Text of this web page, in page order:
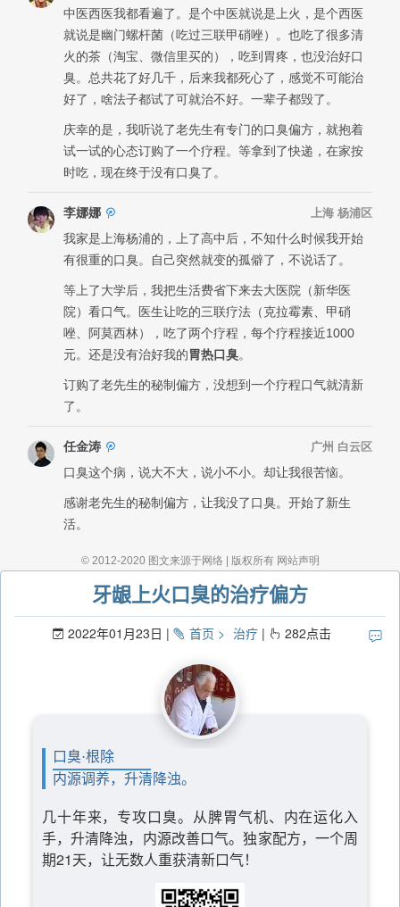
牙龈上火口臭的治疗偏方
2022年01月23日 首页 治疗 282点击
口臭·根除
内源调养，升清降浊。
几十年来，专攻口臭。从脾胃气机、内在运化入
手，升清降浊，内源改善口气。独家配方，一个周
期21天，让无数人重获清新口气！